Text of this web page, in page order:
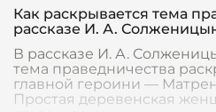
Как раскрывается тема
рассказе И. А.
В рассказе И. А.
тема праведничества
главной героини —
Простая деревенская